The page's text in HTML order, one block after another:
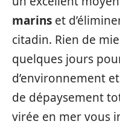
marins et
citadin. Rien de
quelques jours
d’environnement
de dépaysement
virée en mer vous